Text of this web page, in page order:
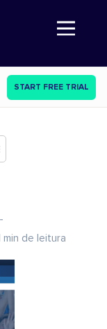
Abre a navegação
START FREE TRIAL
min de leitura